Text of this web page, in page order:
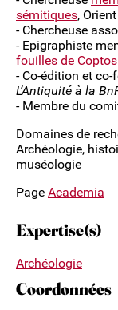
sémitiques,
- Chercheuse
- Epigraphiste
fouilles de Coptos
- Co-édition et
L’Antiquité à la
- Membre du
Domaines de
Archéologie,
muséologie
Page Academia
Expertise(s)
Archéologie
Coordonnées